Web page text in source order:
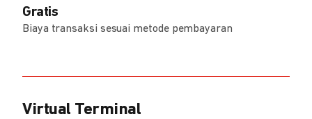
Gratis
Biaya transaksi sesuai metode pembayaran
Virtual Terminal